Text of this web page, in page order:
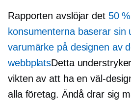
Rapporten avslöjar det 50
konsumenterna baserar sin
varumärke på designen av
webbplatsDetta
vikten av att ha en väl-
alla företag. Ändå drar sig